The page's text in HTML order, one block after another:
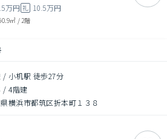
万円 礼 10.5万円
㎡ / 2階
/ 小机駅 徒歩27分
/4階建
横浜市都筑区折本町１３８